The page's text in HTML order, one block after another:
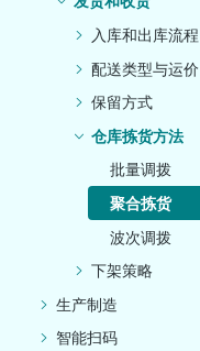
入库和出库流程
配送类型与运价
保留方式
仓库拣货方法
批量调拨
聚合拣货
波次调拨
下架策略
生产制造
智能扫码